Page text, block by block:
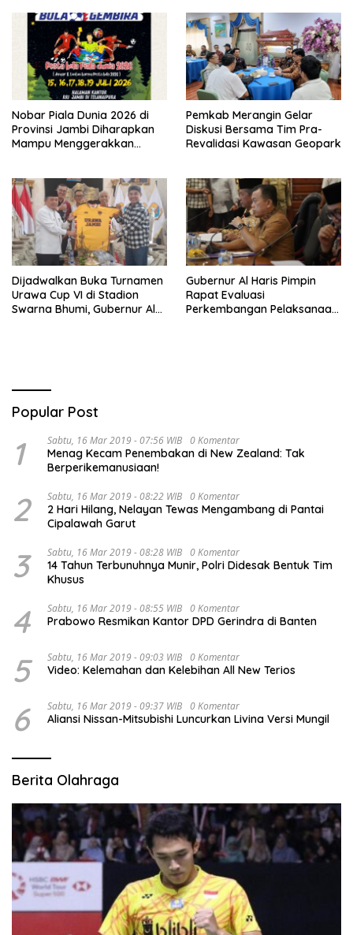
Nobar Piala Dunia 2026 di
Provinsi Jambi Diharapkan
Mampu Menggerakkan
Pemkab Merangin Gelar
Diskusi Bersama Tim Pra-
Revalidasi Kawasan Geopark
Dijadwalkan Buka Turnamen
Urawa Cup VI di Stadion
Swarna Bhumi, Gubernur Al
Gubernur Al Haris Pimpin
Rapat Evaluasi
Perkembangan Pelaksanaan
Popular Post
1 Sabtu, 16 Mar 2019 - 07:56 WIB 0 Komentar
Menag Kecam Penembakan di New Zealand: Tak
Berperikemanusiaan!
2 Sabtu, 16 Mar 2019 - 08:22 WIB 0 Komentar
2 Hari Hilang, Nelayan Tewas Mengambang di Pantai
Cipalawah Garut
3 Sabtu, 16 Mar 2019 - 08:28 WIB 0 Komentar
14 Tahun Terbunuhnya Munir, Polri Didesak Bentuk Tim
Khusus
4 Sabtu, 16 Mar 2019 - 08:55 WIB 0 Komentar
Prabowo Resmikan Kantor DPD Gerindra di Banten
5 Sabtu, 16 Mar 2019 - 09:03 WIB 0 Komentar
Video: Kelemahan dan Kelebihan All New Terios
6 Sabtu, 16 Mar 2019 - 09:37 WIB 0 Komentar
Aliansi Nissan-Mitsubishi Luncurkan Livina Versi Mungil
Berita Olahraga